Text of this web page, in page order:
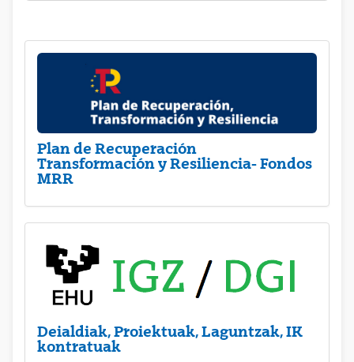
Plan de Recuperación
Transformación y Resiliencia- Fondos
MRR
Deialdiak, Proiektuak, Laguntzak, IK
kontratuak